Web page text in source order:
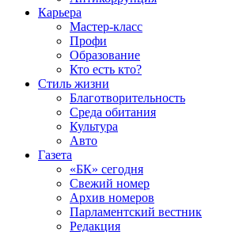
Карьера
Мастер-класс
Профи
Образование
Кто есть кто?
Стиль жизни
Благотворительность
Среда обитания
Культура
Авто
Газета
«БК» сегодня
Свежий номер
Архив номеров
Парламентский вестник
Редакция